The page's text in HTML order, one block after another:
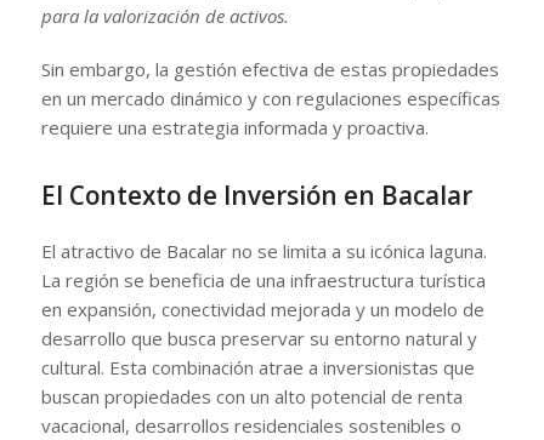
para la valorización de activos.
Sin embargo, la gestión efectiva de estas propiedades
en un mercado dinámico y con regulaciones específicas
requiere una estrategia informada y proactiva.
El Contexto de Inversión en Bacalar
El atractivo de Bacalar no se limita a su icónica laguna.
La región se beneficia de una infraestructura turística
en expansión, conectividad mejorada y un modelo de
desarrollo que busca preservar su entorno natural y
cultural. Esta combinación atrae a inversionistas que
buscan propiedades con un alto potencial de renta
vacacional, desarrollos residenciales sostenibles o